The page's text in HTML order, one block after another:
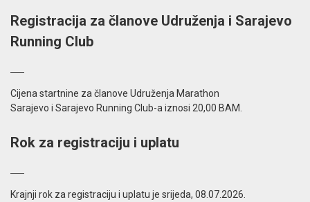
Registracija za članove Udruženja i Sarajevo
Running Club
Cijena startnine za članove Udruženja Marathon
Sarajevo i Sarajevo Running Club-a iznosi 20,00 BAM.
Rok za registraciju i uplatu
Krajnji rok za registraciju i uplatu je srijeda, 08.07.2026.